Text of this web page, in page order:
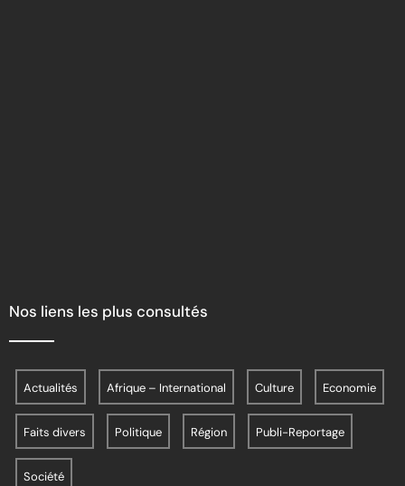
Nos liens les plus consultés
Actualités Afrique – International Culture Economie
Faits divers Politique Région Publi-Reportage
Société